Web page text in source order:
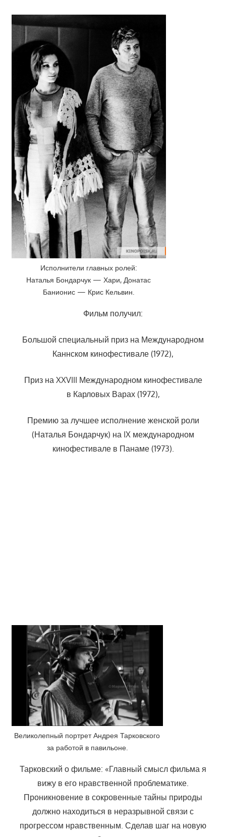
Исполнители главных ролей:
Наталья Бондарчук — Хари, Донатас
Банионис — Крис Кельвин.
Фильм получил:
Большой специальный приз на Международном
Каннском кинофестивале (1972),
Приз на XXVIII Международном кинофестивале
в Карловых Варах (1972),
Премию за лучшее исполнение женской роли
(Наталья Бондарчук) на IX международном
кинофестивале в Панаме (1973).
Великолепный портрет Андрея Тарковского
за работой в павильоне.
Тарковский о фильме: «Главный смысл фильма я
вижу в его нравственной проблематике.
Проникновение в сокровенные тайны природы
должно находиться в неразрывной связи с
прогрессом нравственным. Сделав шаг на новую